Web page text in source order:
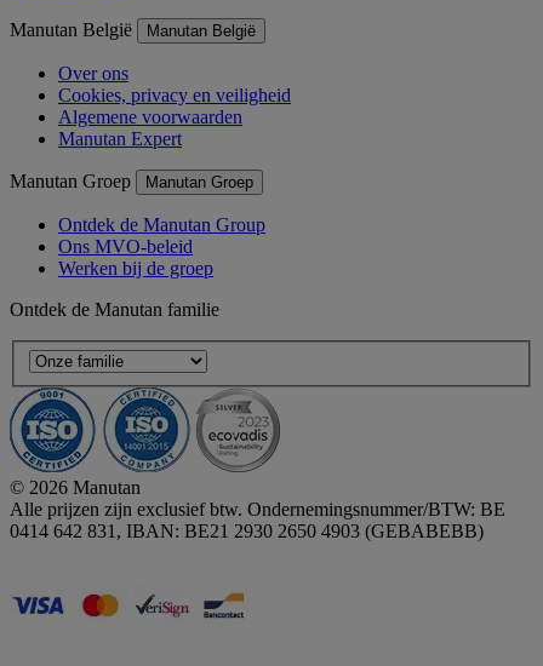
Manutan België Manutan België
Over ons
Cookies, privacy en veiligheid
Algemene voorwaarden
Manutan Expert
Manutan Groep Manutan Groep
Ontdek de Manutan Group
Ons MVO-beleid
Werken bij de groep
Ontdek de Manutan familie
© 2026 Manutan
Alle prijzen zijn exclusief btw. Ondernemingsnummer/BTW: BE
0414 642 831, IBAN: BE21 2930 2650 4903 (GEBABEBB)